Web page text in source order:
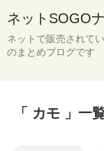
ネットSOGO
ネットで販売されて
のまとめブログです
「 カモ 」一